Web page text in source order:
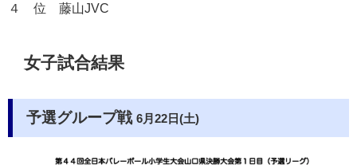
４ 位 藤山JVC
女子試合結果
予選グループ戦 6月22日(土)